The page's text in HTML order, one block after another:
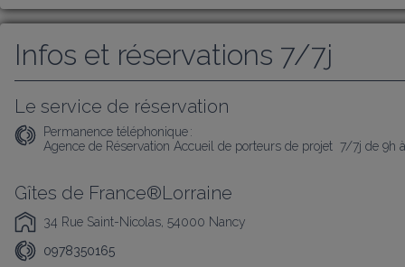
Infos et réservations 7/7j
Le service de réservation
Permanence téléphonique :
Agence de Réservation Accueil de porteurs de projet  7/7j de 9h
Gîtes de France®Lorraine
34 Rue Saint-Nicolas, 54000 Nancy
0978350165